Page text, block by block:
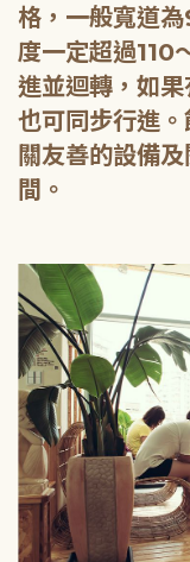
格，一般寬道
度一定超過110
進並迴轉，如
也可同步行進
關友善的設備
間。